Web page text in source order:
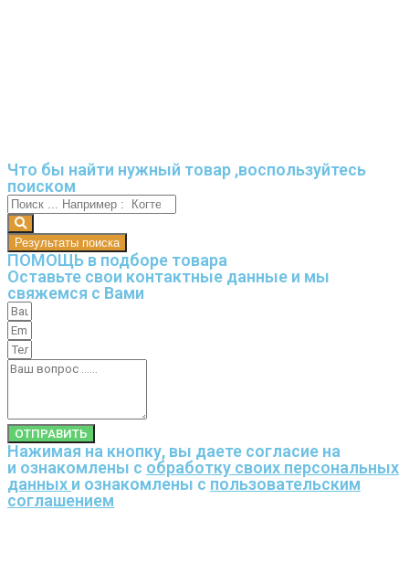
Что бы найти нужный товар ,воспользуйтесь
поиском
Результаты поиска
ПОМОЩЬ в подборе товара
Оставьте свои контактные данные и мы
свяжемся с Вами
ОТПРАВИТЬ
Нажимая на кнопку, вы даете согласие на
и ознакомлены с обработку своих персональных
данных и ознакомлены с пользовательским
соглашением